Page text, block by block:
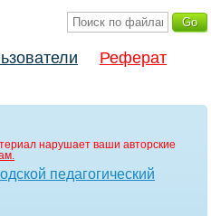
Реферат
нарушает ваши авторские
педагогический